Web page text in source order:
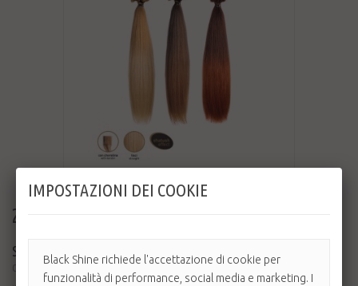
26,00 €
SHE HAIR EXTENSION SHATUSH
Ciocche Capelli Naturali 100% effetto ShatushLunghezza 55/60 cm Confezione da 10
IMPOSTAZIONI DEI COOKIE
Black Shine richiede l'accettazione di cookie per
funzionalità di performance, social media e marketing. I